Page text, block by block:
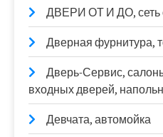
ДВЕРИ ОТ И ДО, сеть
Дверная фурнитура,
Дверь-Сервис,
входных дверей,
Девчата, автомойка